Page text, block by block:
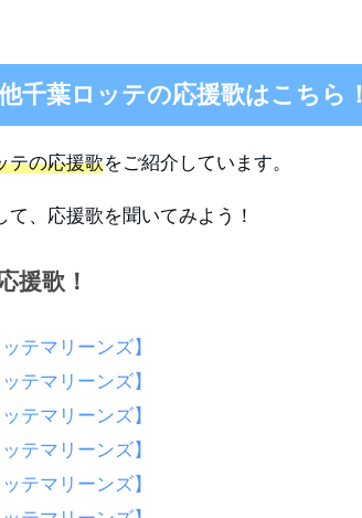
千葉ロッテの応援歌はこちら！
テの応援歌をご紹介しています。
、応援歌を聞いてみよう！
援歌！
テマリーンズ】
テマリーンズ】
テマリーンズ】
テマリーンズ】
テマリーンズ】